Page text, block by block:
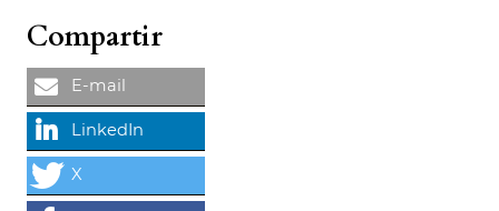
Compartir